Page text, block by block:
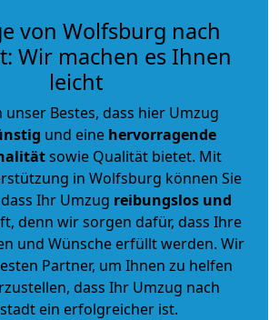
von Wolfsburg nach
Wir machen es Ihnen
leicht
unser Bestes, dass hier Umzug
und eine hervorragende
sowie Qualität bietet. Mit
in Wolfsburg können Sie
Ihr Umzug reibungslos und
denn wir sorgen dafür, dass Ihre
und Wünsche erfüllt werden. Wir
Partner, um Ihnen zu helfen
dass Ihr Umzug nach
ein erfolgreicher ist.